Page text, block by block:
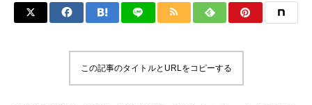
この記事のタイトルとURLをコピーする